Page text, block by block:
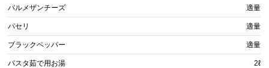
パルメザンチーズ 適量
パセリ 適量
ブラックペッパー 適量
パスタ茹で用お湯 2ℓ